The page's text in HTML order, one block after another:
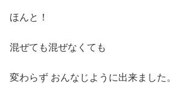
ほんと！
混ぜても混ぜなくても
変わらず おんなじように出来ました。